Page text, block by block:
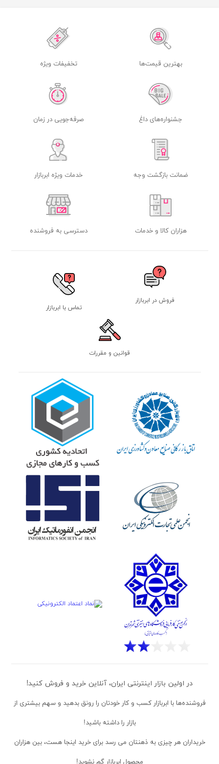
بهترین قیمت‌ها تخفیفات ویژه
جشنواره‌های داغ صرفه‌جویی در زمان
ضمانت بازگشت وجه خدمات ویژه ابربازار
هزاران کالا و خدمات دسترسی به فروشنده
فروش در ابربازار
تماس با ابربازار
قوانین و مقررات
در اولین بازار اینترنتی ایران، آنلاین خرید و فروش کنید!
فروشنده‌ها با ابربازار کسب و کار خودتان را رونق بدهید و سهم بیشتری از
بازار را داشته باشید!
خریداران هر چیزی به ذهنتان می رسد برای خرید اینجا هست، بین هزاران
محصول ابربازار گم نشوید!